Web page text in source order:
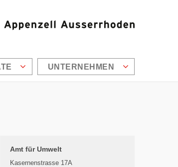
UNTERNEHMEN
Amt für Umwelt
Kasernenstrasse 17A